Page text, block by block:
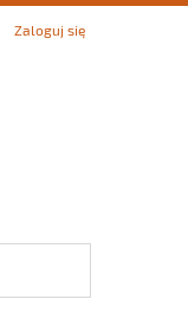
Zaloguj się